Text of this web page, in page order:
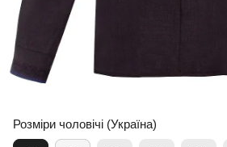
Розміри чоловічі (Україна)